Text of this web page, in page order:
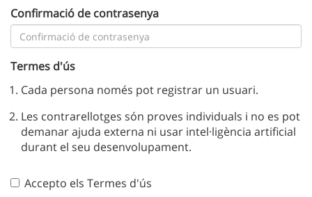
Confirmació de contrasenya
Termes d'ús
Cada persona només pot registrar un usuari.
Les contrarellotges són proves individuals i no es pot
demanar ajuda externa ni usar intel·ligència artificial
durant el seu desenvolupament.
Accepto els Termes d'ús